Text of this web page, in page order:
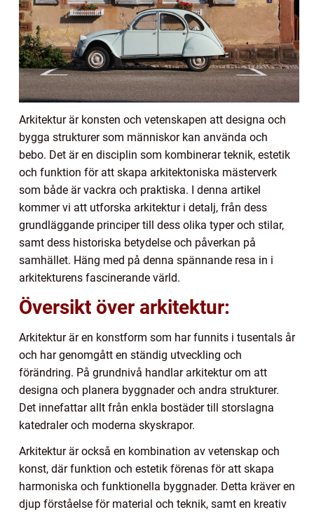
Arkitektur är konsten och vetenskapen att designa och
bygga strukturer som människor kan använda och
bebo. Det är en disciplin som kombinerar teknik, estetik
och funktion för att skapa arkitektoniska mästerverk
som både är vackra och praktiska. I denna artikel
kommer vi att utforska arkitektur i detalj, från dess
grundläggande principer till dess olika typer och stilar,
samt dess historiska betydelse och påverkan på
samhället. Häng med på denna spännande resa in i
arkitekturens fascinerande värld.
Översikt över arkitektur:
Arkitektur är en konstform som har funnits i tusentals år
och har genomgått en ständig utveckling och
förändring. På grundnivå handlar arkitektur om att
designa och planera byggnader och andra strukturer.
Det innefattar allt från enkla bostäder till storslagna
katedraler och moderna skyskrapor.
Arkitektur är också en kombination av vetenskap och
konst, där funktion och estetik förenas för att skapa
harmoniska och funktionella byggnader. Detta kräver en
djup förståelse för material och teknik, samt en kreativ